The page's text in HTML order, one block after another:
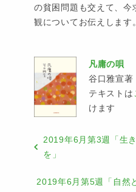
の貧困問題も交えて、今
観についてお伝えします。
凡庸の唄
谷口雅宣著
テキストは
けます
2019年6月第3週「生
を」
2019年6月第5週「自然